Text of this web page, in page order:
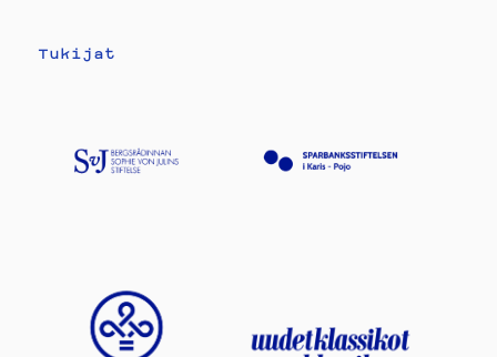
Tukijat